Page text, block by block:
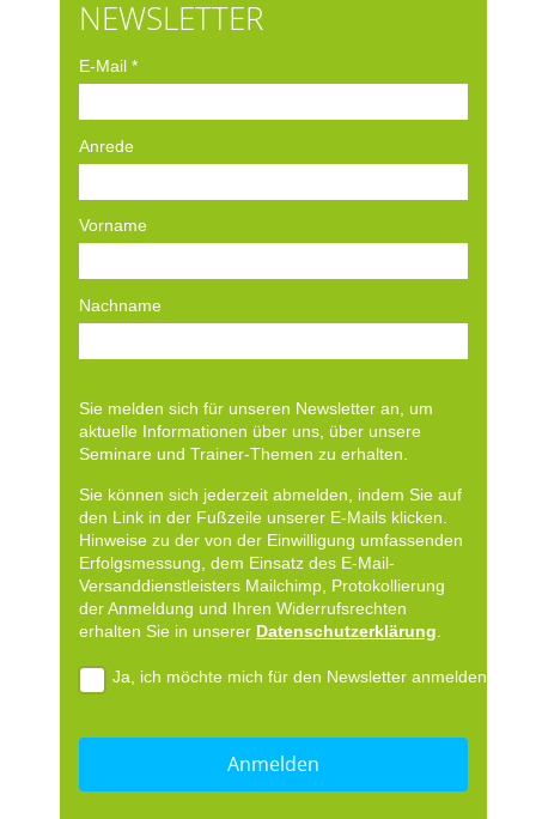
NEWSLETTER
E-Mail *
Anrede
Vorname
Nachname
Sie melden sich für unseren Newsletter an, um
aktuelle Informationen über uns, über unsere
Seminare und Trainer-Themen zu erhalten.
Sie können sich jederzeit abmelden, indem Sie auf
den Link in der Fußzeile unserer E-Mails klicken.
Hinweise zu der von der Einwilligung umfassenden
Erfolgsmessung, dem Einsatz des E-Mail-
Versanddienstleisters Mailchimp, Protokollierung
der Anmeldung und Ihren Widerrufsrechten
erhalten Sie in unserer Datenschutzerklärung.
Ja, ich möchte mich für den Newsletter anmelden.